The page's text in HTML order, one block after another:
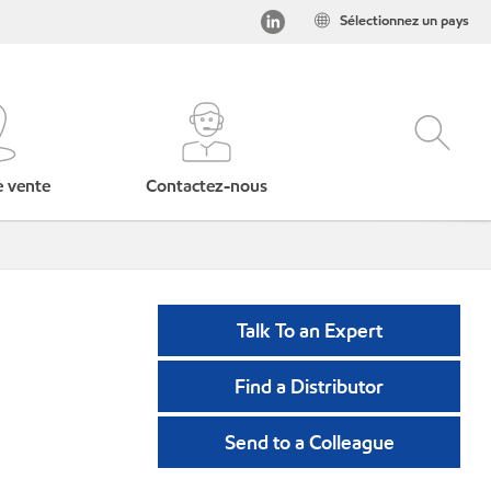
Sélectionnez un pays
vente Contactez-nous
Talk To an Expert
Find a Distributor
Send to a Colleague